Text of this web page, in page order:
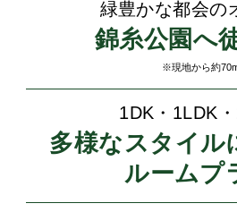
緑豊かな都会の
錦糸公園へ
※現地から約
1DK・1LDK
多様なスタイル
ルームプ